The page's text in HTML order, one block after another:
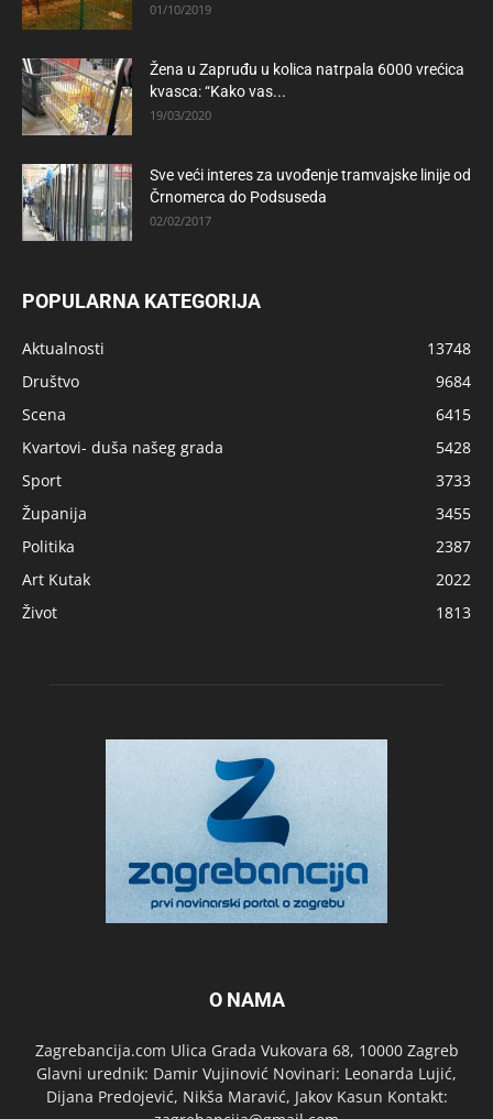
01/10/2019
Žena u Zapruđu u kolica natrpala 6000 vrećica
kvasca: “Kako vas...
19/03/2020
Sve veći interes za uvođenje tramvajske linije od
Črnomerca do Podsuseda
02/02/2017
POPULARNA KATEGORIJA
Aktualnosti
13748
Društvo
9684
Scena
6415
Kvartovi- duša našeg grada
5428
Sport
3733
Županija
3455
Politika
2387
Art Kutak
2022
Život
1813
O NAMA
Zagrebancija.com Ulica Grada Vukovara 68, 10000 Zagreb
Glavni urednik: Damir Vujinović Novinari: Leonarda Lujić,
Dijana Predojević, Nikša Maravić, Jakov Kasun Kontakt: